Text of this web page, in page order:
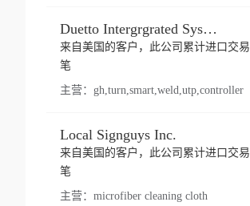
Duetto Intergrgrated Systems Inc.
来自美国的客户，此公司累计进口交易
笔
主营： gh,turn,smart,weld,utp,controller
Local Signguys Inc.
来自美国的客户，此公司累计进口交易
笔
主营： microfiber cleaning cloth